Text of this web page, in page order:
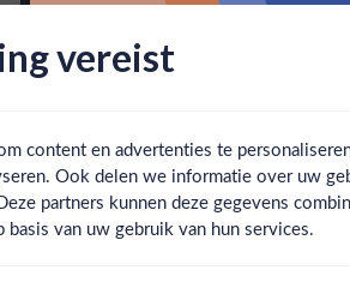
Ben jij 18
vereist
content en advertenties te
Ook delen we informatie over uw
partners kunnen deze gegevens
basis van uw gebruik van hun services.
Claim